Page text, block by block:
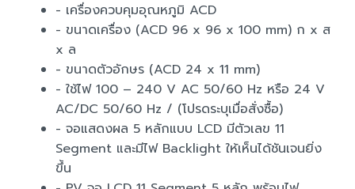
- เครื่องควบคุมอุณหภูมิ ACD
- ขนาดเครื่อง (ACD 96 x 96 x 100 mm) ก x ส
x ล
- ขนาดตัวอักษร (ACD 24 x 11 mm)
- ใช้ไฟ 100 – 240 V AC 50/60 Hz หรือ 24 V
AC/DC 50/60 Hz / (โปรดระบุเมื่อสั่งซื้อ)
- จอแสดงผล 5 หลักแบบ LCD มีตัวเลข 11
Segment และมีไฟ Backlight ให้เห็นได้ชันเจนยิ่ง
ขึ้น